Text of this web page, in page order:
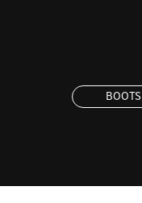
BOOTS